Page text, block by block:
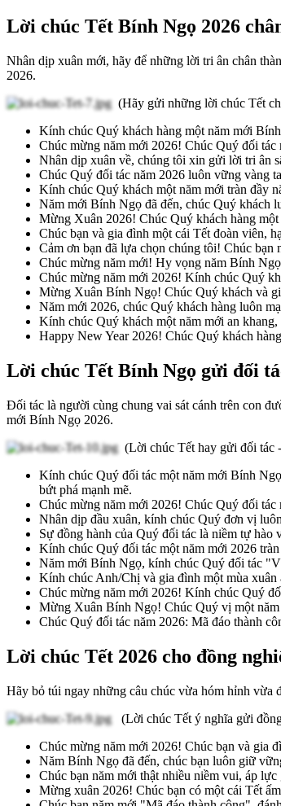
Lời chúc Tết Bính Ngọ 2026
Nhân dịp xuân mới, hãy để những lời tri ân chân
2026.
(Hãy gửi những lời chúc Tết
Kính chúc Quý khách hàng một năm mới
Chúc mừng năm mới 2026! Chúc Quý đối
Nhân dịp xuân về, chúng tôi xin gửi lời tri ân
Chúc Quý đối tác năm 2026 luôn vững vàng
Kính chúc Quý khách một năm mới tràn đầy
Năm mới Bính Ngọ đã đến, chúc Quý khách
Mừng Xuân 2026! Chúc Quý khách hàng
Chúc bạn và gia đình một cái Tết đoàn viên,
Cảm ơn bạn đã lựa chọn chúng tôi! Chúc bạn
Chúc mừng năm mới! Hy vọng năm Bính
Chúc mừng năm mới 2026! Kính chúc Quý
Mừng Xuân Bính Ngọ! Chúc Quý khách và
Năm mới 2026, chúc Quý khách hàng luôn
Kính chúc Quý khách một năm mới an
Happy New Year 2026! Chúc Quý khách
Lời chúc Tết Bính Ngọ gửi đối
Đối tác là người cùng chung vai sát cánh trên con
mới Bính Ngọ 2026.
(Lời chúc Tết hay gửi đối tác
Kính chúc Quý đối tác một năm mới Bính
bứt phá mạnh mẽ.
Chúc mừng năm mới 2026! Chúc Quý đối
Nhân dịp đầu xuân, kính chúc Quý đơn vị
Sự đồng hành của Quý đối tác là niềm tự
Kính chúc Quý đối tác một năm mới 2026
Năm mới Bính Ngọ, kính chúc Quý đối tác
Kính chúc Anh/Chị và gia đình một mùa
Chúc mừng năm mới 2026! Kính chúc Quý
Mừng Xuân Bính Ngọ! Chúc Quý vị một năm
Chúc Quý đối tác năm 2026: Mã đáo thành
Lời chúc Tết 2026 cho đồng
Hãy bỏ túi ngay những câu chúc vừa hóm hỉnh vừa
(Lời chúc Tết ý nghĩa gửi
Chúc mừng năm mới 2026! Chúc bạn và gia
Năm Bính Ngọ đã đến, chúc bạn luôn giữ
Chúc bạn năm mới thật nhiều niềm vui, áp
Mừng xuân 2026! Chúc bạn có một cái Tết